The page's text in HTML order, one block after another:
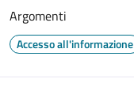
Argomenti
Accesso all'informazione